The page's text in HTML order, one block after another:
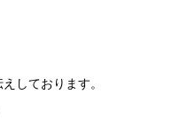
しております。